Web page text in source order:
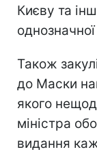
Києву та
Також
до Маски
якого
міністра
видання